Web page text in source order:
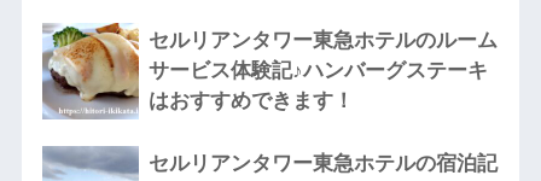
セルリアンタワー東急ホテルのルーム
サービス体験記♪ハンバーグステーキ
はおすすめできます！
セルリアンタワー東急ホテルの宿泊記